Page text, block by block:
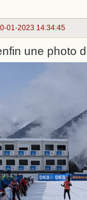
01-2023 14:34:45
une photo